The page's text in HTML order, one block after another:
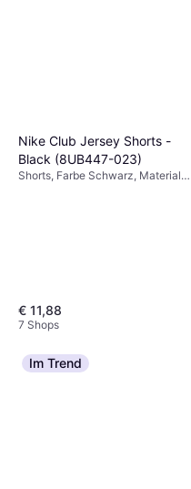
Nike Club Jersey Shorts -
Black (8UB447-023)
Shorts, Farbe Schwarz, Material
€ 11,88
7 Shops
Im Trend